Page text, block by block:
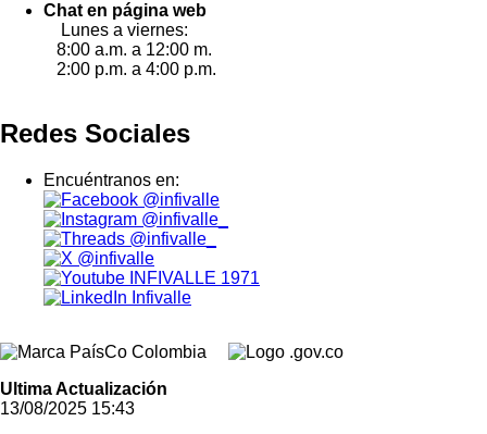
Chat en página web
Lunes a viernes:
8:00 a.m. a 12:00 m.
2:00 p.m. a 4:00 p.m.
Redes Sociales
Encuéntranos en:
@infivalle
@infivalle_
@infivalle_
@infivalle
INFIVALLE 1971
Infivalle
Ultima Actualización
13/08/2025 15:43